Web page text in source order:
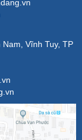
Vĩnh Tuy, TP